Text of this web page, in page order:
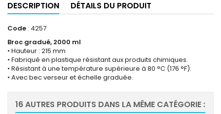
DESCRIPTION DÉTAILS DU PRODUIT
Code : 4257
Broc gradué, 2000 ml
• Hauteur : 215 mm
• Fabriqué en plastique résistant aux produits chimiques.
• Résistant à une température supérieure à 80 °C (176 °F).
• Avec bec verseur et échelle graduée.
16 AUTRES PRODUITS DANS LA MÊME CATÉGORIE :